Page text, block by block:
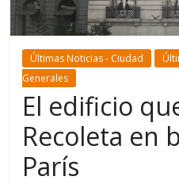
Últimas Noticias - Ciudad
Generales
El edificio
Recoleta en
París